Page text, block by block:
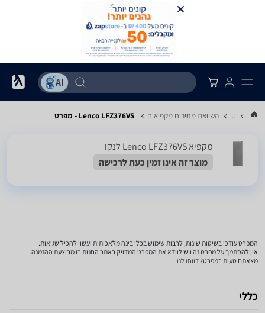
... השוואת מחירים מקפיאים Lenco LFZ376VS - מפרט
מקפיא Lenco LFZ376VS לנקו
מוצר זה אינו זמין כעת לרכישה
המפרט עודכן בשיטות שונות, לרבות שימוש בכלי בינה מלאכותית ועשוי להכיל שגיאות.
אין להסתמך על מפרט זה ויש לוודא את המפרט המדויק באתר החנות בו מבוצעת ההזמנה.
מצאתם טעות במפרט?דווחו לנו
כללי